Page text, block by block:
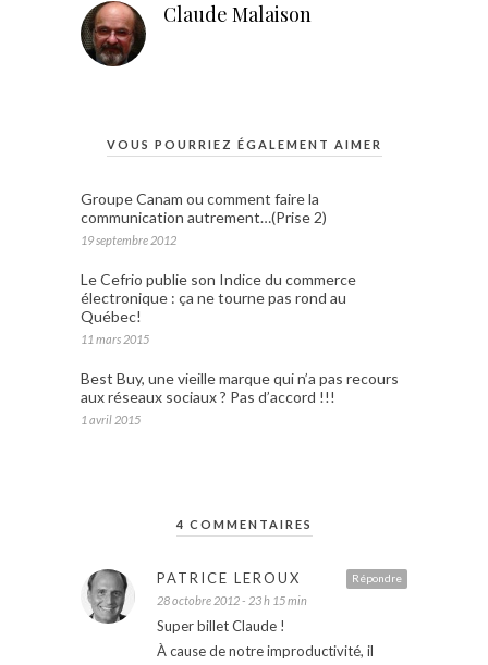
Claude Malaison
VOUS POURRIEZ ÉGALEMENT AIMER
Groupe Canam ou comment faire la
communication autrement…(Prise 2)
19 septembre 2012
Le Cefrio publie son Indice du commerce
électronique : ça ne tourne pas rond au
Québec!
11 mars 2015
Best Buy, une vieille marque qui n’a pas recours
aux réseaux sociaux ? Pas d’accord !!!
1 avril 2015
4 COMMENTAIRES
Répondre
PATRICE LEROUX
28 octobre 2012 - 23 h 15 min
Super billet Claude !
À cause de notre improductivité, il